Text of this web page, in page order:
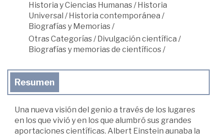
Historia y Ciencias Humanas/ Historia
Universal / Historia contemporánea /
Biografías y Memorias/
Otras Categorías/ Divulgación científica /
Biografías y memorias de científicos/
Resumen
Una nueva visión del genio a través de los lugares
en los que vivió y en los que alumbró sus grandes
aportaciones científicas. Albert Einstein aunaba la